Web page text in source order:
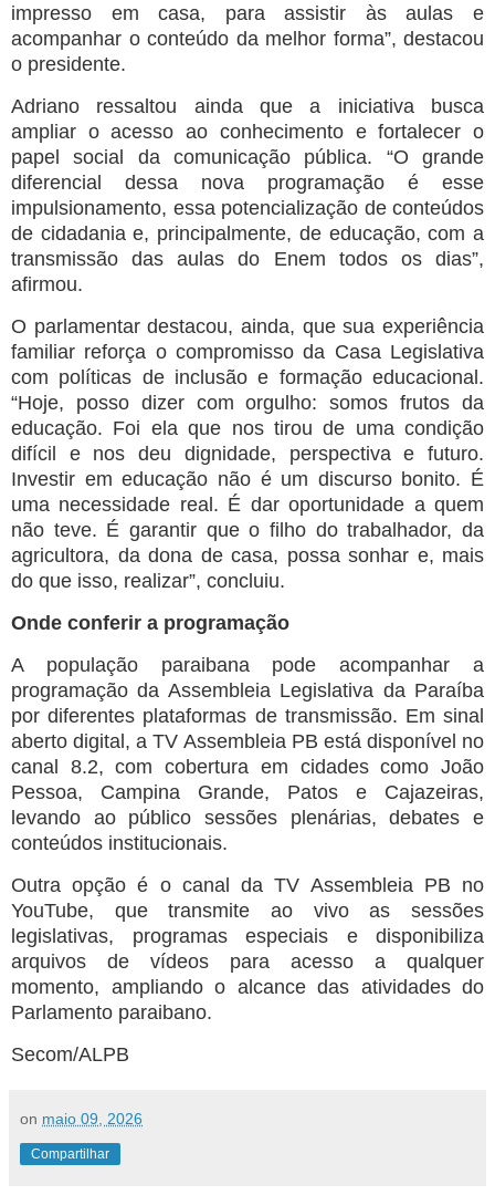
impresso em casa, para assistir às aulas e
acompanhar o conteúdo da melhor forma”, destacou
o presidente.
Adriano ressaltou ainda que a iniciativa busca
ampliar o acesso ao conhecimento e fortalecer o
papel social da comunicação pública. “O grande
diferencial dessa nova programação é esse
impulsionamento, essa potencialização de conteúdos
de cidadania e, principalmente, de educação, com a
transmissão das aulas do Enem todos os dias”,
afirmou.
O parlamentar destacou, ainda, que sua experiência
familiar reforça o compromisso da Casa Legislativa
com políticas de inclusão e formação educacional.
“Hoje, posso dizer com orgulho: somos frutos da
educação. Foi ela que nos tirou de uma condição
difícil e nos deu dignidade, perspectiva e futuro.
Investir em educação não é um discurso bonito. É
uma necessidade real. É dar oportunidade a quem
não teve. É garantir que o filho do trabalhador, da
agricultora, da dona de casa, possa sonhar e, mais
do que isso, realizar”, concluiu.
Onde conferir a programação
A população paraibana pode acompanhar a
programação da Assembleia Legislativa da Paraíba
por diferentes plataformas de transmissão. Em sinal
aberto digital, a TV Assembleia PB está disponível no
canal 8.2, com cobertura em cidades como João
Pessoa, Campina Grande, Patos e Cajazeiras,
levando ao público sessões plenárias, debates e
conteúdos institucionais.
Outra opção é o canal da TV Assembleia PB no
YouTube, que transmite ao vivo as sessões
legislativas, programas especiais e disponibiliza
arquivos de vídeos para acesso a qualquer
momento, ampliando o alcance das atividades do
Parlamento paraibano.
Secom/ALPB
on maio 09, 2026
Compartilhar